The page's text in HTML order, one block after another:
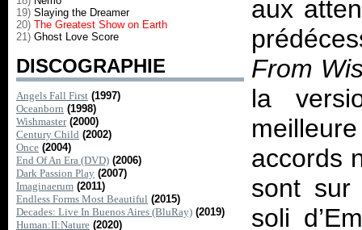
19) Slaying the Dreamer
20) The Greatest Show on Earth
21) Ghost Love Score
DISCOGRAPHIE
Angels Fall First (1997)
Oceanborn (1998)
Wishmaster (2000)
Century Child (2002)
Once (2004)
End Of An Era (DVD) (2006)
Dark Passion Play (2007)
Imaginaerum (2011)
Endless Forms Most Beautiful (2015)
Decades: Live In Buenos Aires (BluRay) (2019)
Human:II:Nature (2020)
aux
From
la
accords
sont sur
soli